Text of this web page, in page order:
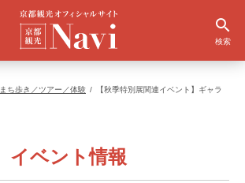
検索
まち歩き／ツアー／体験
【秋季特別展関連イベント】ギャラ
イベント情報